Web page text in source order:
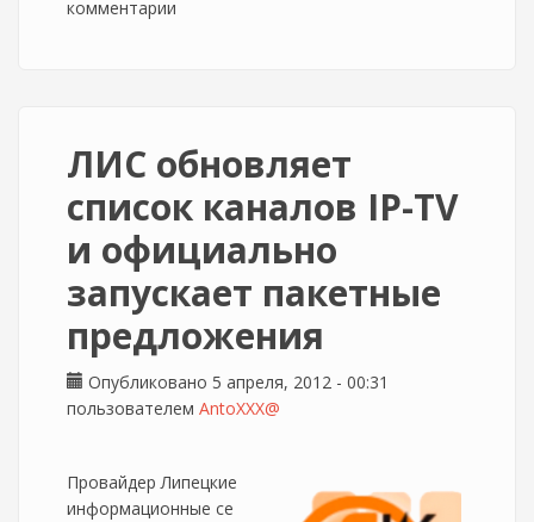
комментарии
ЛИС обновляет
список каналов IP-TV
и официально
запускает пакетные
предложения
Опубликовано 5 апреля, 2012 - 00:31
пользователем AntoXXX@
Провайдер Липецкие
информационные се